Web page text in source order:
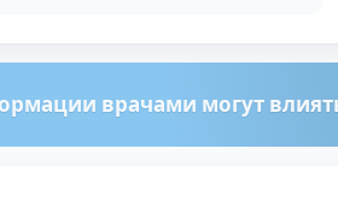
врачами могут